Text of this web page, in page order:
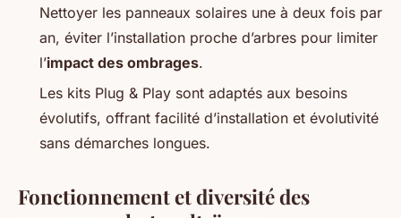
Nettoyer les panneaux solaires une à deux fois par
an, éviter l’installation proche d’arbres pour limiter
l’impact des ombrages.
Les kits Plug & Play sont adaptés aux besoins
évolutifs, offrant facilité d’installation et évolutivité
sans démarches longues.
Fonctionnement et diversité des